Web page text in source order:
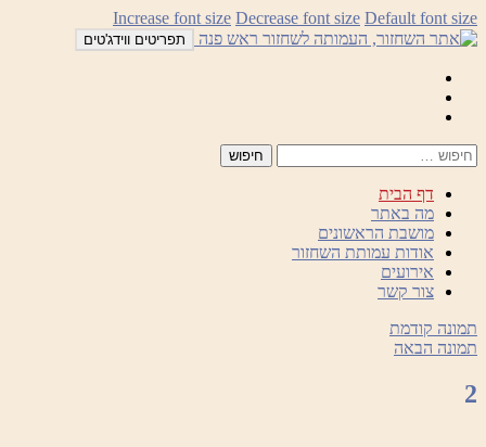
לדלג
לתוכן
Increase font size Decrease font size Default font size
תפריטים ווידג'טים
דף הבית
מה באתר
מושבת הראשונים
אודות עמותת השחזור
אירועים
צור קשר
תמונה קודמת
תמונה הבאה
2